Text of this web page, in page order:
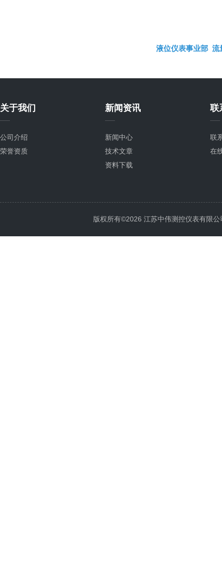
液位仪表事业部 流
关于我们
公司介绍
荣誉资质
新闻资讯
新闻中心
技术文章
资料下载
联
联
在
版权所有©2026 江苏中伟测控仪表有限